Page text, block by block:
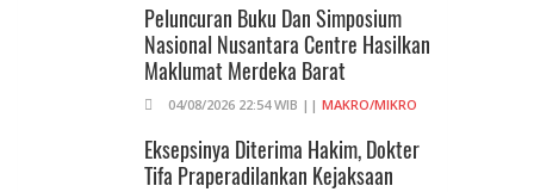
Peluncuran Buku Dan Simposium
Nasional Nusantara Centre Hasilkan
Maklumat Merdeka Barat
04/08/2026 22:54 WIB || MAKRO/MIKRO
Eksepsinya Diterima Hakim, Dokter
Tifa Praperadilankan Kejaksaan